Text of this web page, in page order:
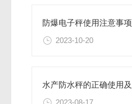
防爆电子秤使用注意事项
2023-10-20